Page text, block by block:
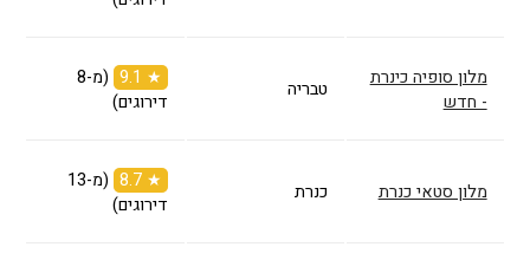
מלון סופיה כינרת
- חדש
טבריה ★ 9.1
(מ-8
דירוגים)
מלון סטאי כנרת כנרת ★ 8.7
(מ-13
דירוגים)